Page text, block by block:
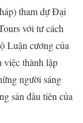
tham dự Đại
với tư cách
Luận cương của
việc thành lập
người sáng
sản đầu tiên của